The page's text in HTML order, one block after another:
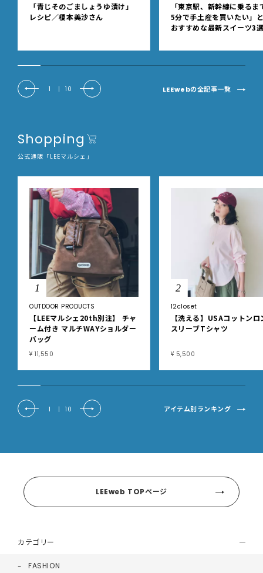
「青じそのごましょうゆ漬け」
レシピ／榎本美沙さん
「東京駅、新幹線に乗るま
5分で手土産を買いたい」
おすすめな最新スイーツ3
1 | 10 LEEwebの全記事一覧
Shopping
公式通販「LEEマルシェ」
1
OUTDOOR PRODUCTS
【LEEマルシェ20th別注】 チャ
ーム付き マルチWAYショルダー
バッグ
¥ 11,550
2
12closet
【洗える】USAコットンロ
スリーブTシャツ
¥ 5,500
1 | 10 アイテム別ランキング
LEEweb TOPページ
カテゴリー
FASHION